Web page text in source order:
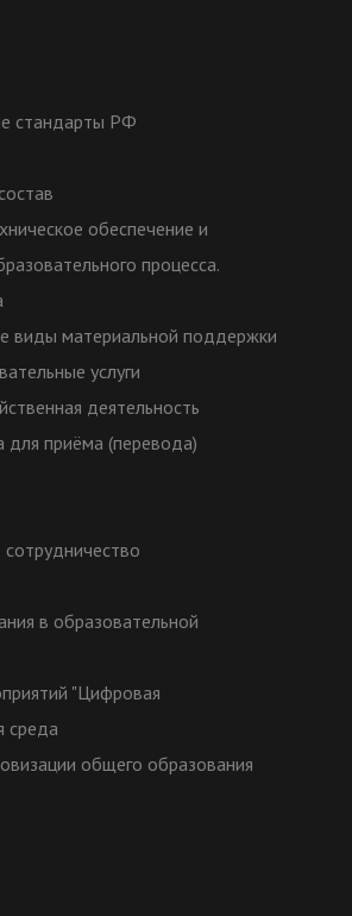
стандарты РФ
обеспечение и
процесса.
виды материальной поддержки
услуги
деятельность
для приёма (перевода)
в образовательной
"Цифровая
среда
общего образования